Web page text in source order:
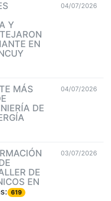
Y
EN
04/07/2026
MÁS
DE
04/07/2026
DE
EN
619
03/07/2026